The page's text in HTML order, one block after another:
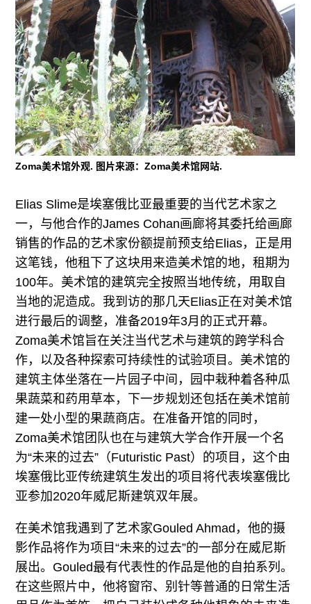
Zoma美术馆外观. 图片来源：Zoma美术馆网站.
Elias Slime是埃塞俄比亚最重要的当代艺术家之
一，与他合作的James Cohan画廊将其委托给画廊
销售的作品的艺术家份额提前预支给Elias，正是用
这笔钱，他租下了这块用来造美术馆的地，租期为
100年。美术馆的建筑完全按照当地传统，用取自
当地的泥造成。我到访的那几天Elias正在对美术馆
进行最后的调整，准备2019年3月的正式开幕。
Zoma美术馆旨在关注当代艺术与建筑的跨学科合
作，以及各种探索可持续性的试验项目。美术馆的
建筑主体坐落在一片园子中间，园中栽种着各种瓜
果蔬菜和药用草本，下一步规划还包括在美术馆前
建一处小型的果蔬商店。在准备开馆的同时，
Zoma美术馆团队也在与建筑大学合作开展一个名
为“未来的过去”（Futuristic Past）的项目，这个由
埃塞俄比亚传统建筑生发出的项目将代表埃塞俄比
亚参加2020年威尼斯建筑双年展。
在美术馆我遇到了艺术家Gouled Ahmad，他的摄
影作品将作为项目“未来的过去”的一部分在威尼斯
展出。Gouled最有代表性的作品是他的自拍系列。
在这些照片中，他将窗帘、别针等普通的日常生活